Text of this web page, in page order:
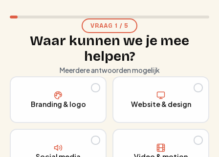
VRAAG 1 / 5
Waar kunnen we je mee
helpen?
Meerdere antwoorden mogelijk
Branding & logo Website & design